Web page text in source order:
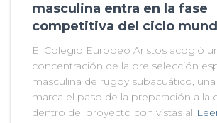
masculina entra en la fase
competitiva del ciclo
El Colegio Europeo Aristos acogió
concentración de la pre selección
masculina de rugby subacuático,
marca el paso de la preparación a la
dentro del proyecto con vistas al